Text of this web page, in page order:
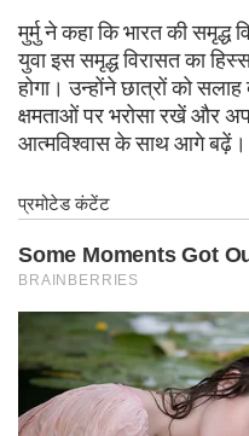
मुर्मु ने कहा कि भारत की समृद्ध
युवा इस समृद्ध विरासत का
होगा। उन्होंने छात्रों को
क्षमताओं पर भरोसा रखें और
आत्मविश्वास के साथ आगे बढ़ें।